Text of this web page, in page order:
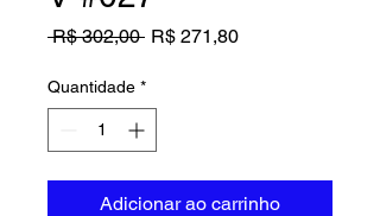
R$ 302,00 Preço
R$ 271,80Preço
Quantidade *
Adicionar ao carrinho